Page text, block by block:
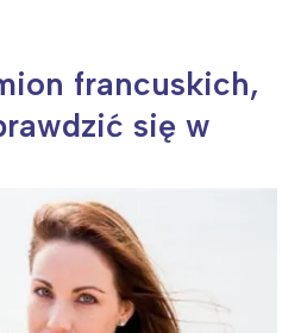
francuskich,
się w